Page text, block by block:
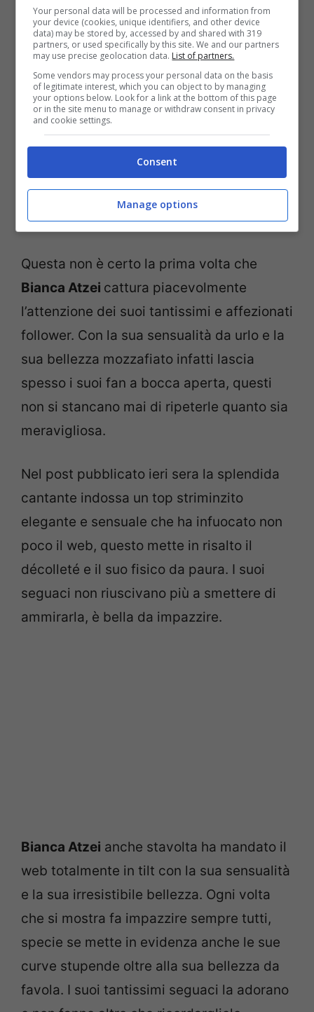
La cantante Bianca Atzei (Screenshot da Instagram)
Questa non è certo la prima volta che
Bianca Atzei cattura piacevolmente
l’attenzione dei suoi tantissimi e affezionati
follower. Con la sua sensualità da urlo e la
sua bellezza mozzafiato infatti lascia
spesso i suoi fan a bocca aperta, questi
non si stancano mai di ripeterle quanto sia
meravigliosa.
Nel post pubblicato ieri sera la splendida
cantante indossa un top striminzito
elegante e sensuale che ha infuocato non
poco il web, questo mette in risalto il
décolleté e il suo fisico da paura. I suoi
seguaci non riuscivano più a smettere di
ammirarla, è bella da impazzire.
Bianca Atzei anche stavolta ha mandato il
web totalmente in tilt con la sua sensualità
e la sua irresistibile bellezza. Ogni volta
che si mostra fa impazzire sempre tutti,
specie se mette in evidenza anche le sue
curve stupende oltre alla sua bellezza da
favola. I suoi tantissimi seguaci la adorano
Your personal data will be processed and information from
your device (cookies, unique identifiers, and other device
data) may be stored by, accessed by and shared with 319
partners, or used specifically by this site. We and our partners
may use precise geolocation data. List of partners.
Some vendors may process your personal data on the basis
of legitimate interest, which you can object to by managing
your options below. Look for a link at the bottom of this page
or in the site menu to manage or withdraw consent in privacy
and cookie settings.
Consent
Manage options